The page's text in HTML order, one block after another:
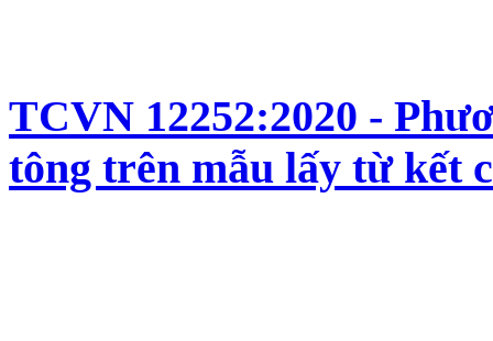
TCVN 12252:2020 -
tông trên mẫu lấy từ kết